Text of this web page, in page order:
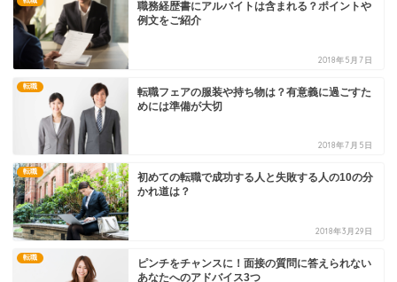
職務経歴書にアルバイトは含まれる？ポイントや
例文をご紹介
2018年5月7日
転職
転職フェアの服装や持ち物は？有意義に過ごすた
めには準備が大切
2018年7月5日
転職
初めての転職で成功する人と失敗する人の10の分
かれ道は？
2018年3月29日
転職
ピンチをチャンスに！面接の質問に答えられない
あなたへのアドバイス3つ